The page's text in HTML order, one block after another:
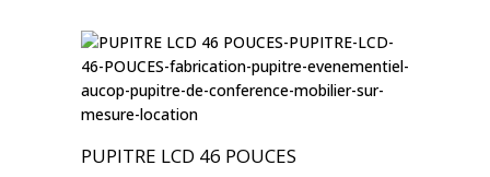
PUPITRE LCD 46 POUCES